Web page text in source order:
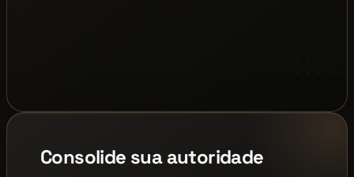
Consolide sua autoridade